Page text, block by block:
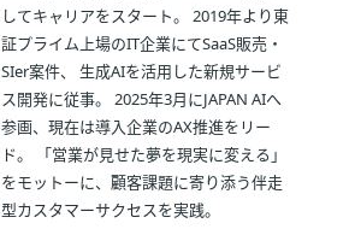
してキャリアをスタート。 2019年より東
証プライム上場のIT企業にてSaaS販売・
SIer案件、 生成AIを活用した新規サービ
ス開発に従事。 2025年3月にJAPAN AIへ
参画、現在は導入企業のAX推進をリー
ド。 「営業が見せた夢を現実に変える」
をモットーに、顧客課題に寄り添う伴走
型カスタマーサクセスを実践。